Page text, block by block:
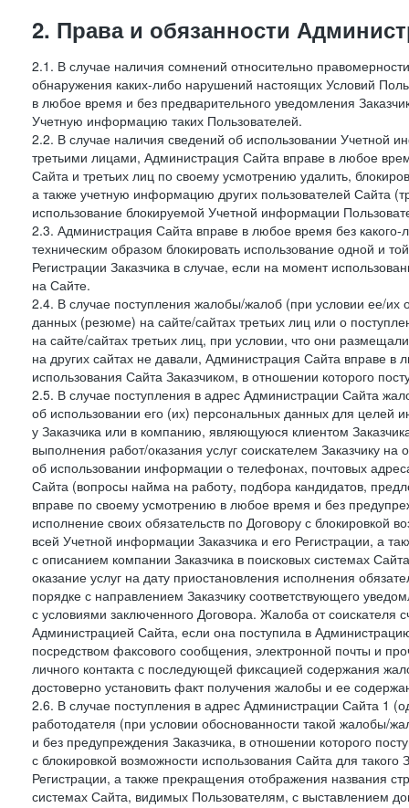
2. Права и обязанности
2.1. В случае наличия сомнений относительно
обнаружения каких-либо нарушений настоящих Условий
в любое время и без предварительного уведомления
Учетную информацию таких Пользователей.
2.2. В случае наличия сведений об использовании Учетной
третьими лицами, Администрация Сайта вправе в любое
Сайта и третьих лиц по своему усмотрению удалить,
а также учетную информацию других пользователей Сайта
использование блокируемой Учетной информации
2.3. Администрация Сайта вправе в любое время без
техническим образом блокировать использование одной и
Регистрации Заказчика в случае, если на момент
на Сайте.
2.4. В случае поступления жалобы/жалоб (при условии ее/их
данных (резюме) на сайте/сайтах третьих лиц или о
на сайте/сайтах третьих лиц, при условии, что они
на других сайтах не давали, Администрация Сайта вправе в
использования Сайта Заказчиком, в отношении которого
2.5. В случае поступления в адрес Администрации Сайта
об использовании его (их) персональных данных для целей
у Заказчика или в компанию, являющуюся клиентом
выполнения работ/оказания услуг соискателем Заказчику
об использовании информации о телефонах, почтовых
Сайта (вопросы найма на работу, подбора кандидатов,
вправе по своему усмотрению в любое время и без
исполнение своих обязательств по Договору с блокировкой
всей Учетной информации Заказчика и его Регистрации, а
с описанием компании Заказчика в поисковых системах
оказание услуг на дату приостановления исполнения
порядке с направлением Заказчику соответствующего
с условиями заключенного Договора. Жалоба от
Администрацией Сайта, если она поступила в
посредством факсового сообщения, электронной почты и
личного контакта с последующей фиксацией содержания
достоверно установить факт получения жалобы и ее
2.6. В случае поступления в адрес Администрации Сайта 1
работодателя (при условии обоснованности такой
и без предупреждения Заказчика, в отношении которого
с блокировкой возможности использования Сайта для
Регистрации, а также прекращения отображения названия
системах Сайта, видимых Пользователям, с выставлением